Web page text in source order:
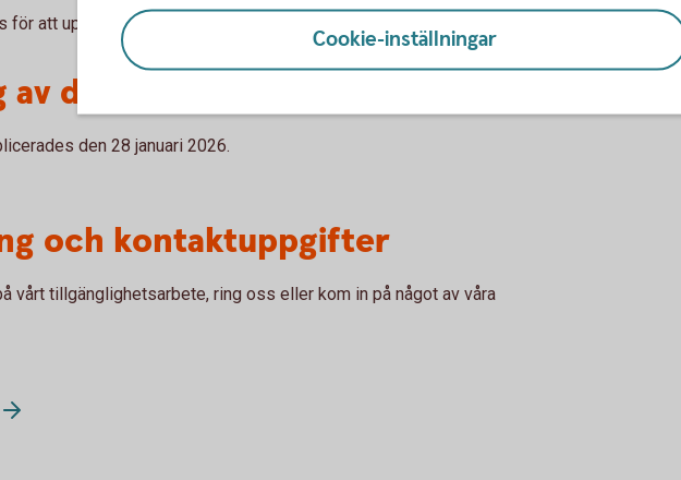
för att uppfylla de tillgänglighetsstandarder som används.
denna tillgänglighetsredogörelse
den 28 januari 2026.
och kontaktuppgifter
vårt tillgänglighetsarbete, ring oss eller kom in på något av våra
Cookie-inställningar